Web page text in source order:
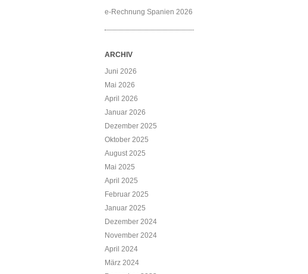
e-Rechnung Spanien 2026
ARCHIV
Juni 2026
Mai 2026
April 2026
Januar 2026
Dezember 2025
Oktober 2025
August 2025
Mai 2025
April 2025
Februar 2025
Januar 2025
Dezember 2024
November 2024
April 2024
März 2024